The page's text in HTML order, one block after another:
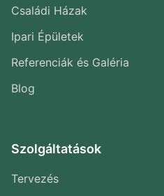
Családi Házak
Ipari Épületek
Referenciák és Galéria
Blog
Szolgáltatások
Tervezés